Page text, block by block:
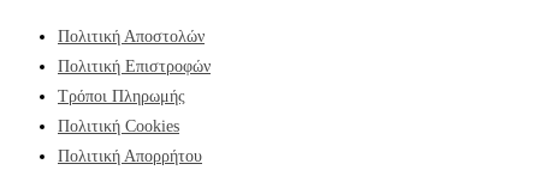
Πολιτική Αποστολών
Πολιτική Επιστροφών
Τρόποι Πληρωμής
Πολιτική Cookies
Πολιτική Απορρήτου